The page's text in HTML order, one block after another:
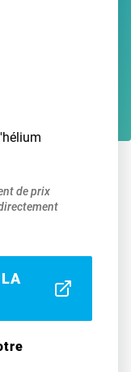
de prix